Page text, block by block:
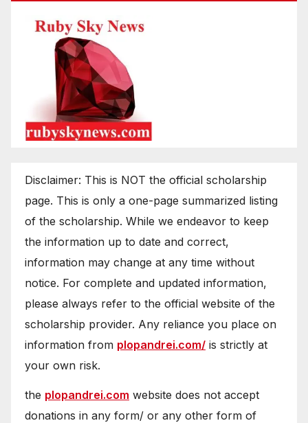
Disclaimer: This is NOT the official scholarship
page. This is only a one-page summarized listing
of the scholarship. While we endeavor to keep
the information up to date and correct,
information may change at any time without
notice. For complete and updated information,
please always refer to the official website of the
scholarship provider. Any reliance you place on
information from plopandrei.com/ is strictly at
your own risk.
the plopandrei.com website does not accept
donations in any form/ or any other form of